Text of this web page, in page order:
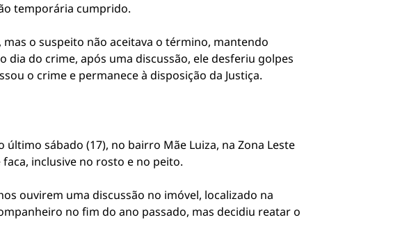
temporária cumprido.
o suspeito não aceitava o término, mantendo
do crime, após uma discussão, ele desferiu golpes
o crime e permanece à disposição da Justiça.
sábado (17), no bairro Mãe Luiza, na Zona Leste
inclusive no rosto e no peito.
ouvirem uma discussão no imóvel, localizado na
no fim do ano passado, mas decidiu reatar o